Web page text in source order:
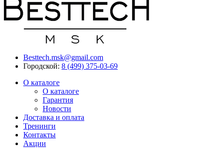
Besttech.msk@gmail.com
Городской: 8 (499) 375-03-69
О каталоге
О каталоге
Гарантия
Новости
Доставка и оплата
Тренинги
Контакты
Акции